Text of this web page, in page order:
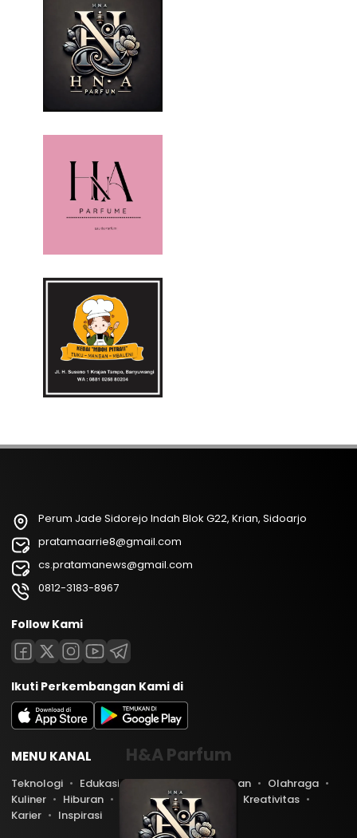
Perum Jade Sidorejo Indah Blok G22, Krian, Sidoarjo
pratamaarrie8@gmail.com
cs.pratamanews@gmail.com
0812-3183-8967
Follow Kami
Ikuti Perkembangan Kami di
MENU KANAL
Teknologi Edukasi Lifestyle Keuangan
Olahraga
Kuliner
Hiburan Travel Kesehatan
Kreativitas
Karier
Inspirasi
H&A Parfum